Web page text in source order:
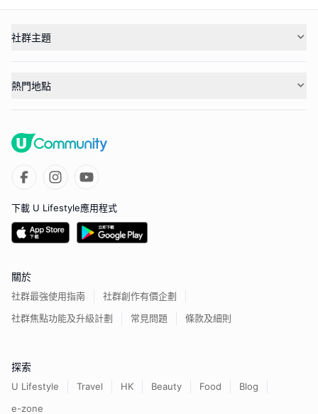
社群主題
熱門地點
下載 U Lifestyle應用程式
關於
社群最強使用指南
社群創作有價企劃
社群焦點功能及升級計劃
常見問題 條款及細則
探索
U Lifestyle Travel HK Beauty Food
Blog
e-zone